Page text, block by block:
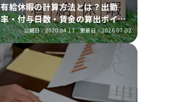
有給休暇の計算方法とは？出勤
率・付与日数・賃金の算出ポイン
トを実務に即して解説
公開日：2020.04.17 更新日：2026.07.02